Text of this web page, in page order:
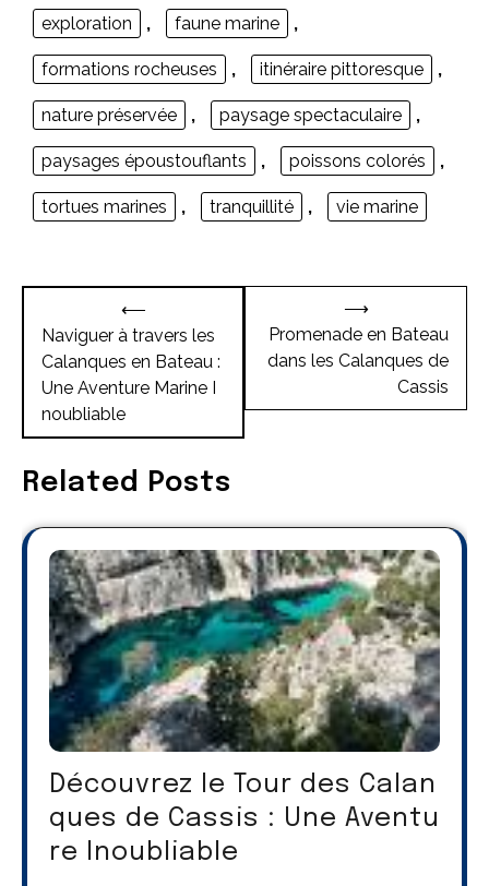
exploration , faune marine ,
formations rocheuses , itinéraire pittoresque ,
nature préservée , paysage spectaculaire ,
paysages époustouflants , poissons colorés ,
tortues marines , tranquillité , vie marine
Navigation
de
l’article
⟵
Naviguer à travers les
Calanques en Bateau :
Une Aventure Marine I
noubliable
Promenade en Bateau
dans les Calanques de
Cassis
⟶
Related Posts
Découvrez le Tour des Calan
ques de Cassis : Une Aventu
re Inoubliable